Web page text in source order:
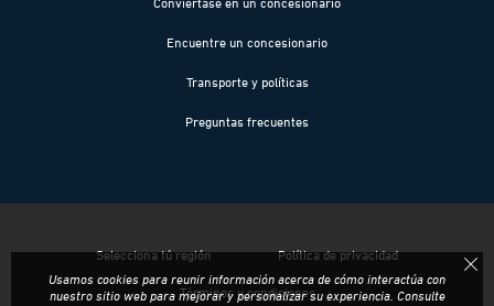
Encuentre un concesionario
Transporte y políticas
Preguntas frecuentes
Selecciona tú región Política de privacidad
Términos y condiciones
Usamos cookies para reunir información acerca de cómo interactúa con
nuestro sitio web para mejorar y personalizar su experiencia. Consulte